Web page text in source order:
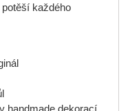
každého